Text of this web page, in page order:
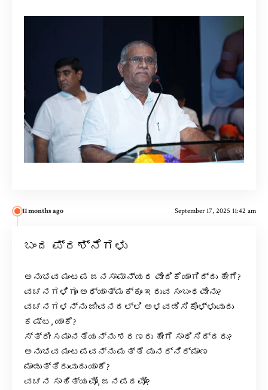
11 months ago September 17, 2025 11:42 am
ಬಂದ ಪ್ರಶ್ನೆಗಳು
ಅನುಭವ ಮಂಟಪ ಜನಸಾಮಾನ್ಯರ ವೇದಿಕೆಯಾಗಿದ್ದು ಹೇಗೆ?
ವಚನಗಳಿಗೂ ಅಧ್ಯಾತ್ಮಕ್ಕೂ ಇರುವ ಸಂಬಂಧವೇನು?
ವಚನಗಳನ್ನು ಜೀವನದಲ್ಲಿ ಅಳವಡಿಸಿಕೊಳ್ಳುವುದು
ಕಷ್ಟ, ಯಾಕೆ?
ಸ್ತ್ರೀ ಸಮಾನತೆಯನ್ನು ಶರಣರು ಹೇಗೆ ಸಾಧಿಸಿದ್ದರು?
ಅನುಭವ ಮಂಟಪವನ್ನು ಮತ್ತೆ ಪುನರ್ನಿರ್ಮಾಣ
ಮಾಡುತ್ತಿರುವುದು ಯಾಕೆ?
ವಚನ ಸಾಹಿತ್ಯವೋ, ಜನಪದವೋ?